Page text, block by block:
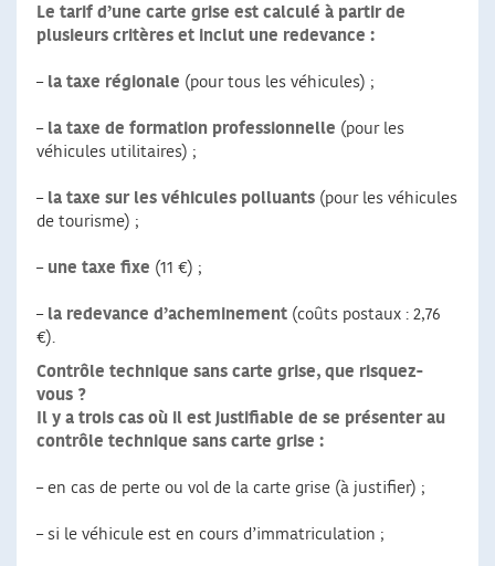
Le tarif d’une carte grise est calculé à partir de
plusieurs critères et inclut une redevance :
– la taxe régionale (pour tous les véhicules) ;
– la taxe de formation professionnelle (pour les
véhicules utilitaires) ;
– la taxe sur les véhicules polluants (pour les véhicules
de tourisme) ;
– une taxe fixe (11 €) ;
– la redevance d’acheminement (coûts postaux : 2,76
€).
Contrôle technique sans carte grise, que risquez-
vous ?
Il y a trois cas où il est justifiable de se présenter au
contrôle technique sans carte grise :
– en cas de perte ou vol de la carte grise (à justifier) ;
– si le véhicule est en cours d’immatriculation ;